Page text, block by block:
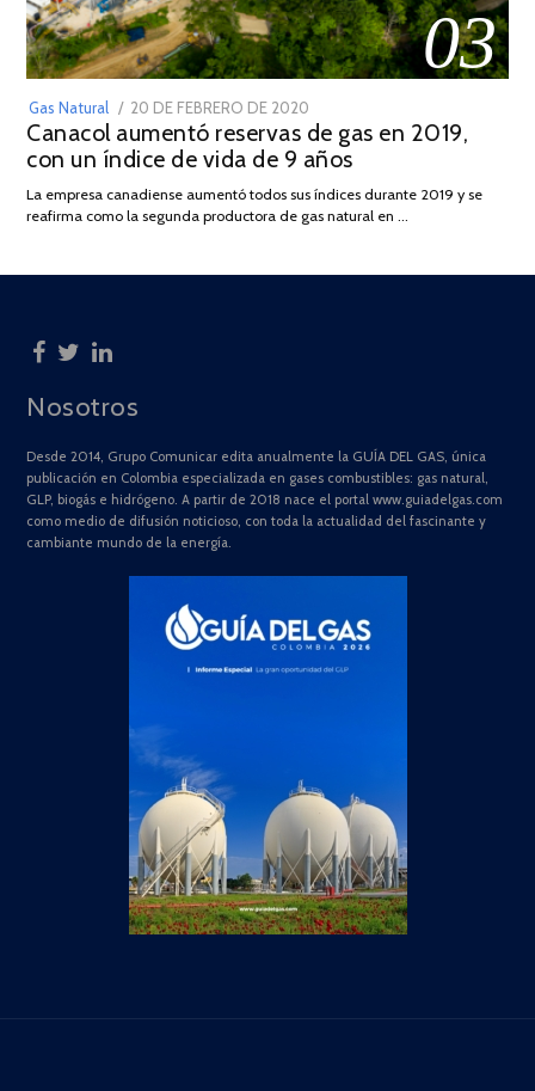
03
Gas Natural
POSTED
ON
20 DE FEBRERO DE 2020
DE
JULIO
2025
Canacol aumentó reservas de gas en 2019,
con un índice de vida de 9 años
La empresa canadiense aumentó todos sus índices durante 2019 y se
reafirma como la segunda productora de gas natural en …
Nosotros
Desde 2014, Grupo Comunicar edita anualmente la GUÍA DEL GAS, única
publicación en Colombia especializada en gases combustibles: gas natural,
GLP, biogás e hidrógeno. A partir de 2018 nace el portal www.guiadelgas.com
como medio de difusión noticioso, con toda la actualidad del fascinante y
cambiante mundo de la energía.